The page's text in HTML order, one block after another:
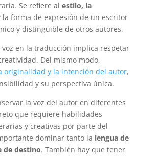
Se refiere al estilo, la
la forma de expresión de un escritor
y distinguible de otros autores.
voz en la traducción implica respetar
Del mismo modo,
originalidad y la intención del autor,
y su perspectiva única.
la voz del autor en diferentes
que requiere habilidades
y creativas por parte del
dominar tanto la lengua de
de destino. También hay que tener